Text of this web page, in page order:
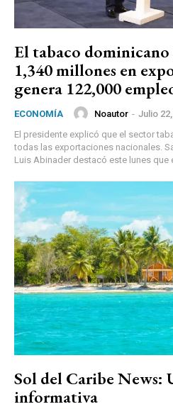
El tabaco dominicano
1,340 millones en
genera 122,000
ECONOMÍA Noautor - Julio
El presidente explicó que el sector
todas las exportaciones nacionales. Santo Domingo.- El presidente
Luis Abinader destacó este lunes que
Sol del Caribe News:
informativa